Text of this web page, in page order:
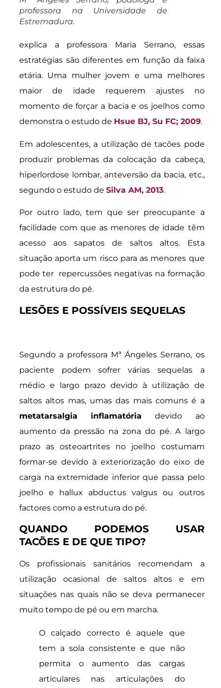
professora na Universidade de
Estremadura.
explica a professora Maria Serrano, essas
estratégias são diferentes em função da faixa
etária. Uma mulher jovem e uma melhores
maior de idade requerem ajustes no
momento de forçar a bacia e os joelhos como
demonstra o estudo de Hsue BJ, Su FC; 2009.
Em adolescentes, a utilização de tacões pode
produzir problemas da colocação da cabeça,
hiperlordose lombar, anteversão da bacia, etc.,
segundo o estudo de Silva AM, 2013.
Por outro lado, tem que ser preocupante a
facilidade com que as menores de idade têm
acesso aos sapatos de saltos altos. Esta
situação aporta um risco para as menores que
pode ter repercussões negativas na formação
da estrutura do pé.
LESÕES E POSSÍVEIS SEQUELAS
Segundo a professora Mª Ángeles Serrano, os
paciente podem sofrer várias sequelas a
médio e largo prazo devido à utilização de
saltos altos mas, umas das mais comuns é a
metatarsalgia inflamatória devido ao
aumento da pressão na zona do pé. A largo
prazo as osteoartrites no joelho costumam
formar-se devido à exteriorização do eixo de
carga na extremidade inferior que passa pelo
joelho e hallux abductus valgus ou outros
factores como a estrutura do pé.
QUANDO PODEMOS USAR
TACÕES E DE QUE TIPO?
Os profissionais sanitários recomendam a
utilização ocasional de saltos altos e em
situações nas quais não se deva permanecer
muito tempo de pé ou em marcha.
O calçado correcto é aquele que
tem a sola consistente e que não
permita o aumento das cargas
articulares nas articulações do